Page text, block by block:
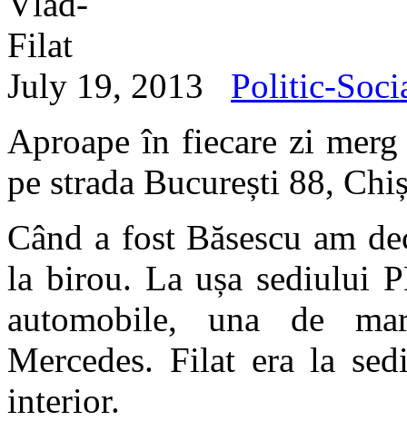
July 19, 2013
Politic-
Aproape în fiecare zi
pe strada București 88,
Când a fost Băsescu am
la birou. La ușa sediului
automobile, una de
Mercedes. Filat era la
interior.